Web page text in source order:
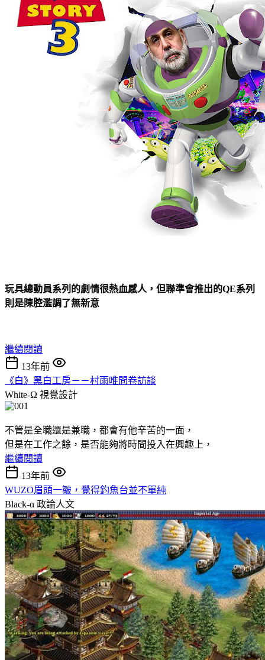
玩具總動員系列的劇情很熱血感人，但聯準會推出的QE系列
則是陳腔濫調了無新意
繼續閱讀
13年前
《白》黑白工房－－村雨唯問卷訪談
White-Ω 視覺設計
不管是全職還是兼職，都會有他辛苦的一面，
但是在工作之餘，是否能夠將時間投入在興趣上，
繼續閱讀
13年前
WUZO眉頭一皺，覺得釣魚台並不單純
Black-α 政論人文